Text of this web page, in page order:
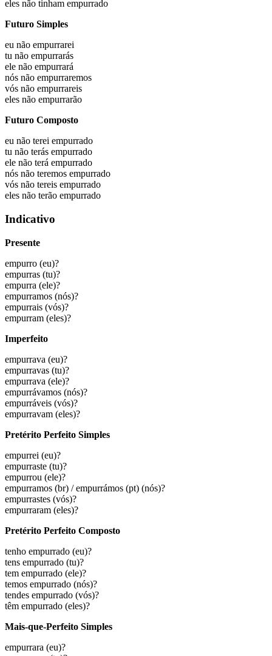
eles não tinham empurrado
Futuro Simples
eu não empurrarei
tu não empurrarás
ele não empurrará
nós não empurraremos
vós não empurrareis
eles não empurrarão
Futuro Composto
eu não terei empurrado
tu não terás empurrado
ele não terá empurrado
nós não teremos empurrado
vós não tereis empurrado
eles não terão empurrado
Indicativo
Presente
empurro (eu)?
empurras (tu)?
empurra (ele)?
empurramos (nós)?
empurrais (vós)?
empurram (eles)?
Imperfeito
empurrava (eu)?
empurravas (tu)?
empurrava (ele)?
empurrávamos (nós)?
empurráveis (vós)?
empurravam (eles)?
Pretérito Perfeito Simples
empurrei (eu)?
empurraste (tu)?
empurrou (ele)?
empurramos (br) / empurrámos (pt) (nós)?
empurrastes (vós)?
empurraram (eles)?
Pretérito Perfeito Composto
tenho empurrado (eu)?
tens empurrado (tu)?
tem empurrado (ele)?
temos empurrado (nós)?
tendes empurrado (vós)?
têm empurrado (eles)?
Mais-que-Perfeito Simples
empurrara (eu)?